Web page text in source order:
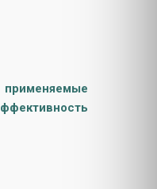
применяемые